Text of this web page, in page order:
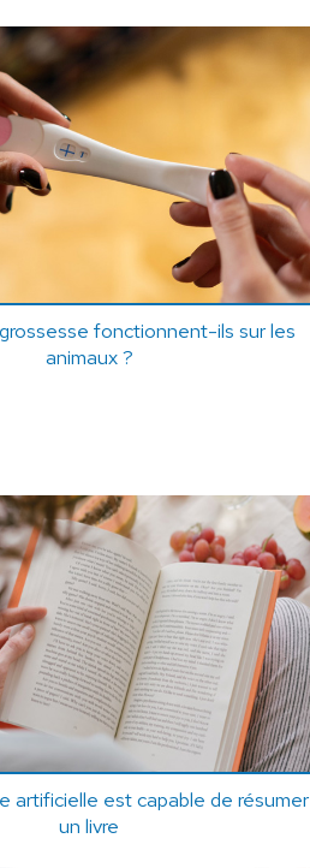
fonctionnent-ils sur les
animaux ?
artificielle est capable de résumer
un livre